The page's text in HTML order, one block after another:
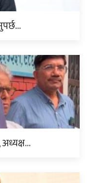
अध्यक्ष…